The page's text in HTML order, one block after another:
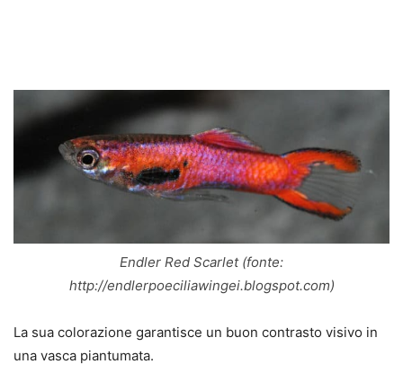
Endler Red Scarlet (fonte:
http://endlerpoeciliawingei.blogspot.com)
La sua colorazione garantisce un buon contrasto visivo in
una vasca piantumata.